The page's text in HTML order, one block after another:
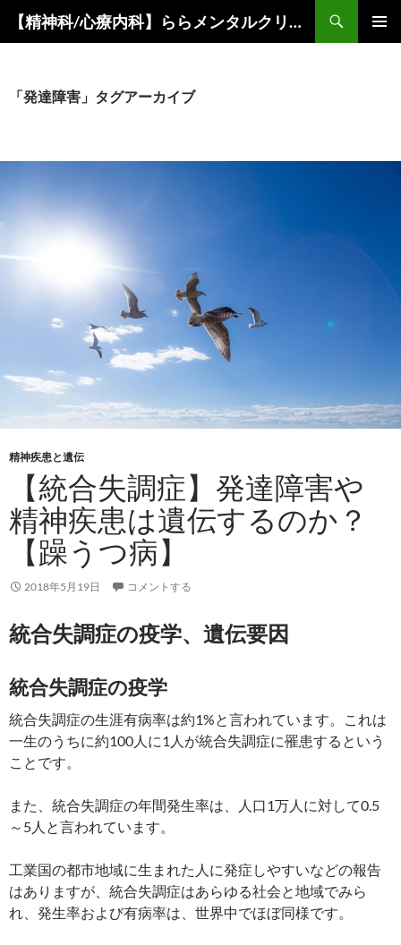
キ
【精神科/心療内科】ららメンタルクリニック
「発達障害」タグアーカイブ
精神疾患と遺伝
【統合失調症】発達障害や
精神疾患は遺伝するのか？
【躁うつ病】
2018年5月19日 コメントする
統合失調症の疫学、遺伝要因
統合失調症の疫学
統合失調症の生涯有病率は約1%と言われています。これは
一生のうちに約100人に1人が統合失調症に罹患するという
ことです。
また、統合失調症の年間発生率は、人口1万人に対して0.5
～5人と言われています。
工業国の都市地域に生まれた人に発症しやすいなどの報告
はありますが、統合失調症はあらゆる社会と地域でみら
れ、発生率および有病率は、世界中でほぼ同様です。